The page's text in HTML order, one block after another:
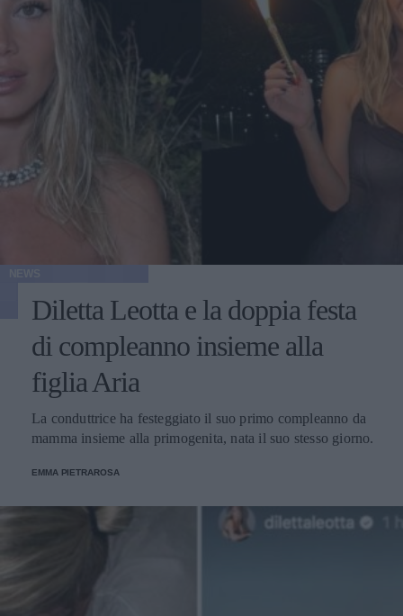
Diletta Leotta e la doppia festa
di compleanno insieme alla
figlia Aria
La conduttrice ha festeggiato il suo primo compleanno da
mamma insieme alla primogenita, nata il suo stesso giorno.
EMMA PIETRAROSA